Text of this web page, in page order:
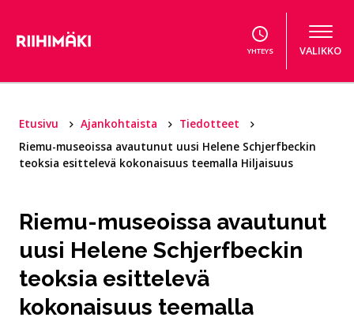
YHTEYS VALIKKO
Etusivu Ajankohtaista
Tiedotteet
Riemu-museoissa avautunut uusi Helene Schjerfbeckin
teoksia esittelevä kokonaisuus teemalla Hiljaisuus
Riemu-museoissa avautunut
uusi Helene Schjerfbeckin
teoksia esittelevä
kokonaisuus teemalla